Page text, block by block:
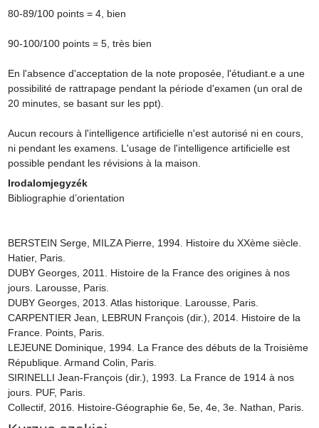
80-89/100 points = 4, bien
90-100/100 points = 5, très bien
En l'absence d'acceptation de la note proposée, l'étudiant.e a une
possibilité de rattrapage pendant la période d'examen (un oral de
20 minutes, se basant sur les ppt).
Aucun recours à l'intelligence artificielle n'est autorisé ni en cours,
ni pendant les examens. L'usage de l'intelligence artificielle est
possible pendant les révisions à la maison.
Irodalomjegyzék
Bibliographie d’orientation
BERSTEIN Serge, MILZA Pierre, 1994. Histoire du XXème siècle.
Hatier, Paris.
DUBY Georges, 2011. Histoire de la France des origines à nos
jours. Larousse, Paris.
DUBY Georges, 2013. Atlas historique. Larousse, Paris.
CARPENTIER Jean, LEBRUN François (dir.), 2014. Histoire de la
France. Points, Paris.
LEJEUNE Dominique, 1994. La France des débuts de la Troisième
République. Armand Colin, Paris.
SIRINELLI Jean-François (dir.), 1993. La France de 1914 à nos
jours. PUF, Paris.
Collectif, 2016. Histoire-Géographie 6e, 5e, 4e, 3e. Nathan, Paris.